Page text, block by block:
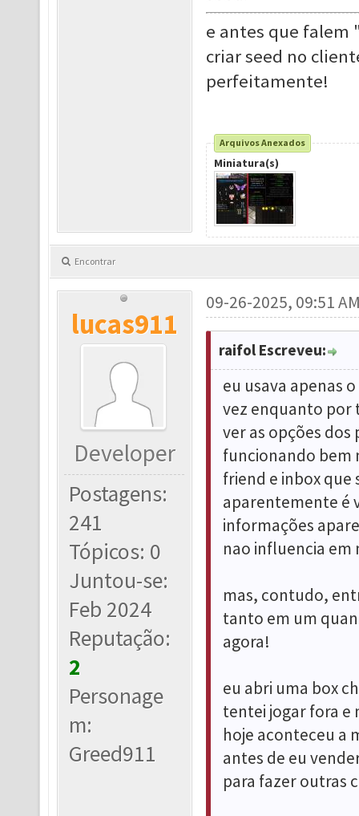
e antes que falem
criar seed no
perfeitamente!
Arquivos Anexados
Miniatura(s)
Encontrar
lucas911
Developer
Postagens:
241
Tópicos: 0
Juntou-se:
Feb 2024
Reputação:
2
Personage
m:
Greed911
09-26-2025, 09:51
raifol Escreveu:
eu usava apenas
vez enquanto por
ver as opções
funcionando bem
friend e inbox que
aparentemente é
informações
nao influencia em
mas, contudo,
tanto em um
agora!
eu abri uma box
tentei jogar fora e
hoje aconteceu a
antes de eu
para fazer outras